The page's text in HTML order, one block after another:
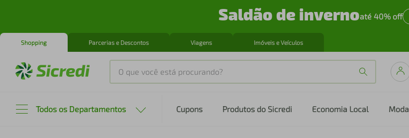
Saldão de invernoaté 40% off
Shopping Parcerias e Descontos Viagens Imóveis e Veículos
O que você está procurando?
Todos os Departamentos Cupons Produtos do Sicredi Economia Local Moda